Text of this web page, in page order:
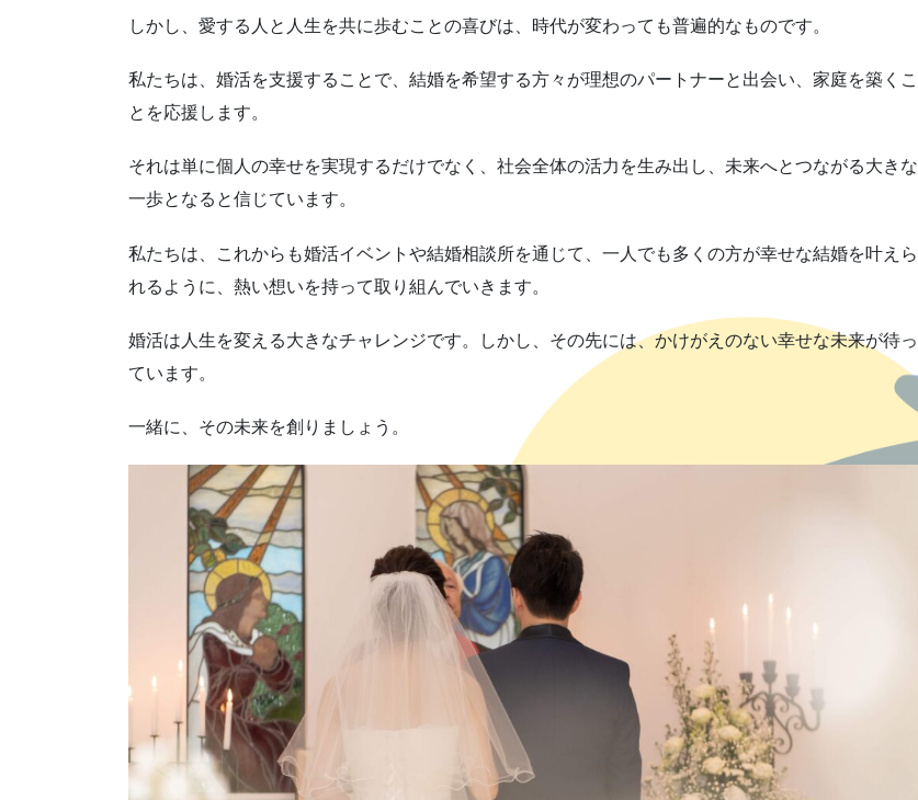
しかし、愛する人と人生を共に歩むことの喜びは、時代が変わっても普遍的なものです。
私たちは、婚活を支援することで、結婚を希望する方々が理想のパートナーと出会い、家庭を築くこ
とを応援します。
それは単に個人の幸せを実現するだけでなく、社会全体の活力を生み出し、未来へとつながる大きな
一歩となると信じています。
私たちは、これからも婚活イベントや結婚相談所を通じて、一人でも多くの方が幸せな結婚を叶えら
れるように、熱い想いを持って取り組んでいきます。
婚活は人生を変える大きなチャレンジです。しかし、その先には、かけがえのない幸せな未来が待っ
ています。
一緒に、その未来を創りましょう。